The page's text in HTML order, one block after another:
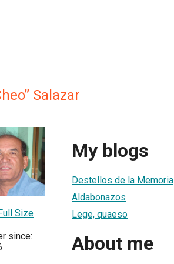
Salazar
Size
since:
My blogs
Destellos de la Memoria
Aldabonazos
Lege, quaeso
About me